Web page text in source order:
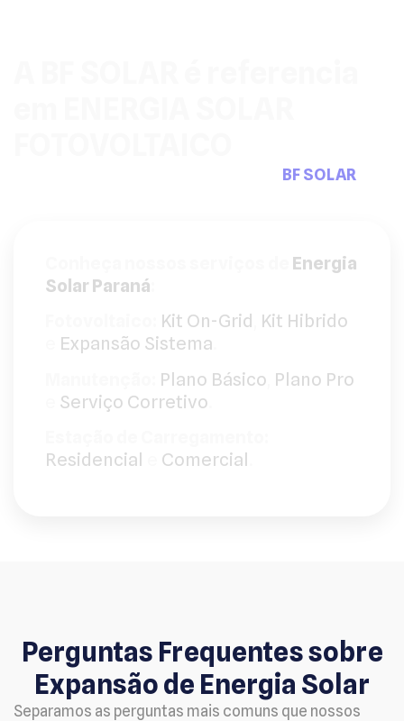
BF SOLAR
Energia
Solar Paraná
Kit On-Grid Kit Hibrido
Expansão Sistema
Plano Básico Plano Pro
Serviço Corretivo
Residencial
Comercial
Perguntas Frequentes sobre
Expansão de Energia Solar
Separamos as perguntas mais comuns que nossos